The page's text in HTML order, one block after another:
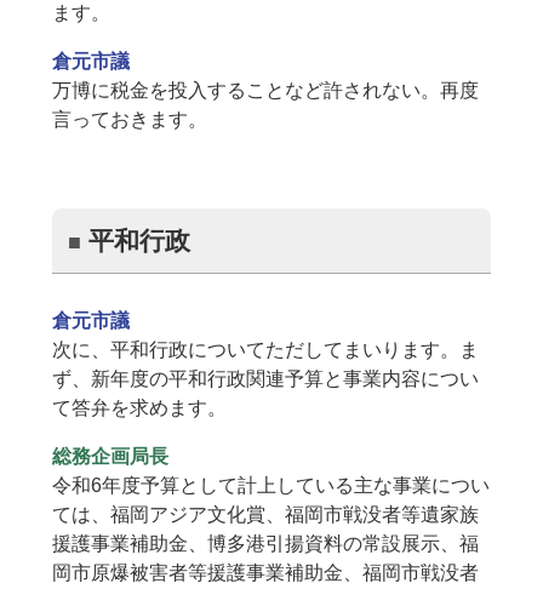
ます。
倉元市議
万博に税金を投入することなど許されない。再度
言っておきます。
平和行政
倉元市議
次に、平和行政についてただしてまいります。ま
ず、新年度の平和行政関連予算と事業内容につい
て答弁を求めます。
総務企画局長
令和6年度予算として計上している主な事業につい
ては、福岡アジア文化賞、福岡市戦没者等遺家族
援護事業補助金、博多港引揚資料の常設展示、福
岡市原爆被害者等援護事業補助金、福岡市戦没者